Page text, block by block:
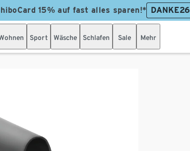
15% auf fast alles sparen!* DANKE26
Sport Wäsche Schlafen Sale Mehr